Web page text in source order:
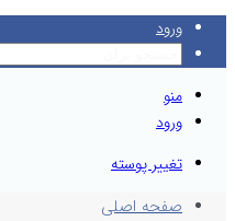
ورود
منو
ورود
تغییر پوسته
صفحه اصلی